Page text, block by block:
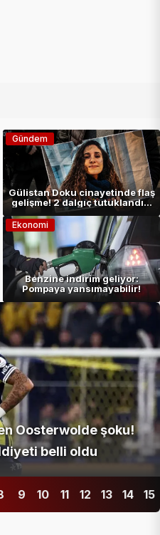
Gülistan Doku cinayetinde flaş
gelişme! 2 dalgıç tutuklandı…
Gündem
Benzine indirim geliyor:
Pompaya yansımayabilir!
Ekonomi
Oosterwolde şoku!
belli oldu
9 10 11 12 13 14 15